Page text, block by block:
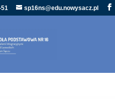
51 sp16ns@edu.nowysacz.pl